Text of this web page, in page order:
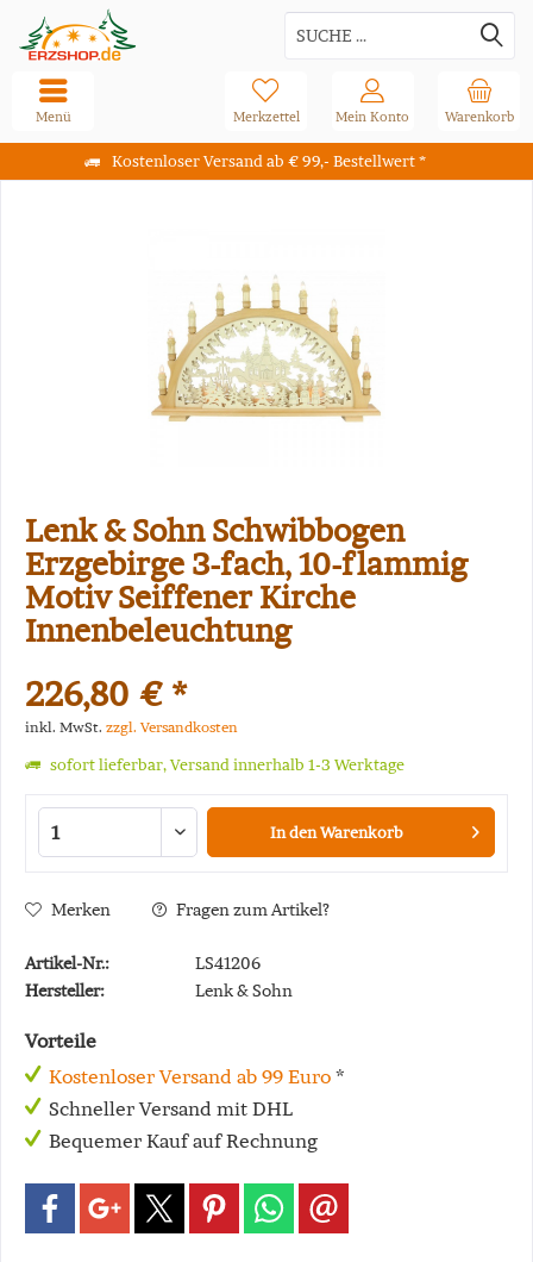
Kostenloser Versand ab € 99,- Bestellwert *
Warenkorb
Merkzettel Mein Konto
Menü
Lenk & Sohn Schwibbogen
Erzgebirge 3-fach, 10-flammig
Motiv Seiffener Kirche
Innenbeleuchtung
226,80 € *
inkl. MwSt. zzgl. Versandkosten
sofort lieferbar, Versand innerhalb 1-3 Werktage
In denWarenkorb
Merken Fragen zum Artikel?
Artikel-Nr.:
LS41206
Hersteller:
Lenk & Sohn
Vorteile
Kostenloser Versand ab 99 Euro *
Schneller Versand mit DHL
Bequemer Kauf auf Rechnung